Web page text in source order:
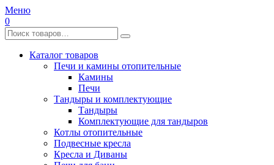
Меню
0
Каталог товаров
Печи и камины отопительные
Камины
Печи
Тандыры и комплектующие
Тандыры
Комплектующие для тандыров
Котлы отопительные
Подвесные кресла
Кресла и Диваны